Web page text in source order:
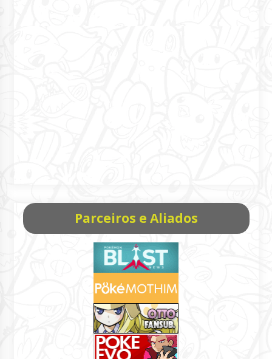
Parceiros e Aliados